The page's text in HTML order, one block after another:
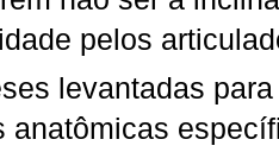
pelos
levantadas
anatômicas